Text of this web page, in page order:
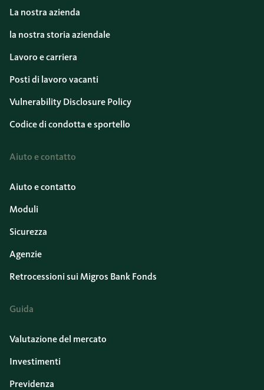
La nostra azienda
la nostra storia aziendale
Lavoro e carriera
Posti di lavoro vacanti
Vulnerability Disclosure Policy
Codice di condotta e sportello
Aiuto e contatto
Aiuto e contatto
Moduli
Sicurezza
Agenzie
Retrocessioni sui Migros Bank Fonds
Guida
Valutazione del mercato
Investimenti
Previdenza